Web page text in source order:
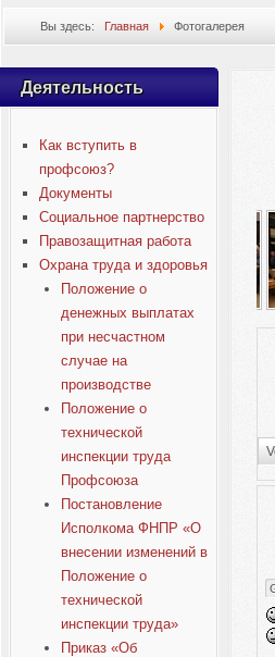
Вы здесь: Главная Фотогалерея
Деятельность
Как вступить в
профсоюз?
Документы
Социальное партнерство
Правозащитная работа
Охрана труда и здоровья
Положение о
денежных выплатах
при несчастном
случае на
производстве
Положение о
технической
инспекции труда
Профсоюза
Постановление
Исполкома ФНПР «О
внесении изменений в
Положение о
технической
инспекции труда»
Приказ «Об